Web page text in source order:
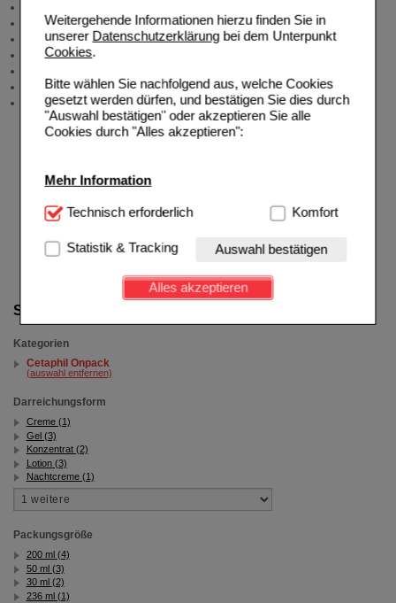
Weitergehende Informationen hierzu finden Sie in
unserer Datenschutzerklärungbei dem Unterpunkt
Cookies.
Bitte wählen Sie nachfolgend aus, welche Cookies
gesetzt werden dürfen, und bestätigen Sie dies durch
"Auswahl bestätigen" oder akzeptieren Sie alle
Cookies durch "Alles akzeptieren":
Mehr Information
Technisch Notwendig:Hierbei handelt es sich um
Website notwendig sind (z.B. Navigation, Warenkorb,
Kundenkonto), weshalb auf diese nicht verzichtet
werden kann.
Einkaufserlebnis noch ansprechender zu gestalten,
beispielsweise für die Wiedererkennung des
Besuchers oder unsere Seite an bevorzugte
Verhaltensweisen (z.B. Spracheinstellung)
auch auf Ihre Bedürfnisse zugeschrittene Inhalte
anzuzeigen und unser Partnerprogramm zu
betreiben.
Statistik & Tracking:
Informationen über die Art und Weise der Nutzung
unserer Website sammeln, mit deren Hilfe wir unsere
Website weiter für Sie optimieren können, den Inhalt
auf unserer Website aber auch die Werbung auf
Bitte beachten Sie, dass Daten hierfür teilweise an
Dritte wie z.B. Google oder soziale Medien
übertragen werden.
Technisch erforderlich Komfort
Statistik & Tracking Auswahl bestätigen
Alles akzeptieren
Suche verfeinern
Kategorien
Cetaphil Onpack
(auswahl entfernen)
Darreichungsform
Creme (1)
Gel (3)
Konzentrat (2)
Lotion (3)
Nachtcreme (1)
Packungsgröße
200 ml (4)
50 ml (3)
30 ml (2)
236 ml (1)
Meldung Arzneimittelrisiken
Zuzahlungsfreie Arzneien
Angebote & Downloads
Neukundenprämie
Stellenangebote